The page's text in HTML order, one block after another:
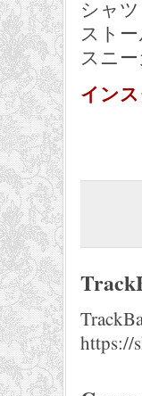
シャ
スト
スニ
イン
https://